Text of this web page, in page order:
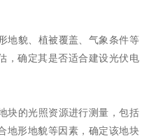
地貌、植被覆盖、气象条件等
，确定其是否适合建设光伏电
块的光照资源进行测量，包括
地形地貌等因素，确定该地块